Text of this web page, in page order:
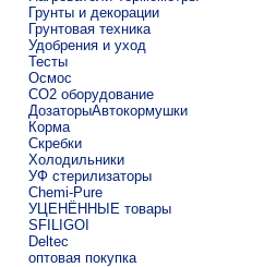
Грунты и декорации
Грунтовая техника
Удобрения и уход
Тесты
Осмос
CO2 оборудование
ДозаторыАвтокормушки
Корма
Скребки
Холодильники
УФ стерилизаторы
Chemi-Pure
УЦЕНЁННЫЕ товары
SFILIGOI
Deltec
оптовая покупка